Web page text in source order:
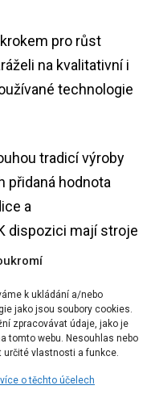
k ukládání a/nebo
jako jsou soubory cookies.
zpracovávat údaje, jako je
tomto webu. Nesouhlas nebo
vlastnosti a funkce.
o těchto účelech
pro růst
na kvalitativní i
technologie
tradicí výroby
přidaná hodnota
a
dispozici mají stroje
pokročilé
si plánuje koupit
Na co by se měl
obuvi proběhl co